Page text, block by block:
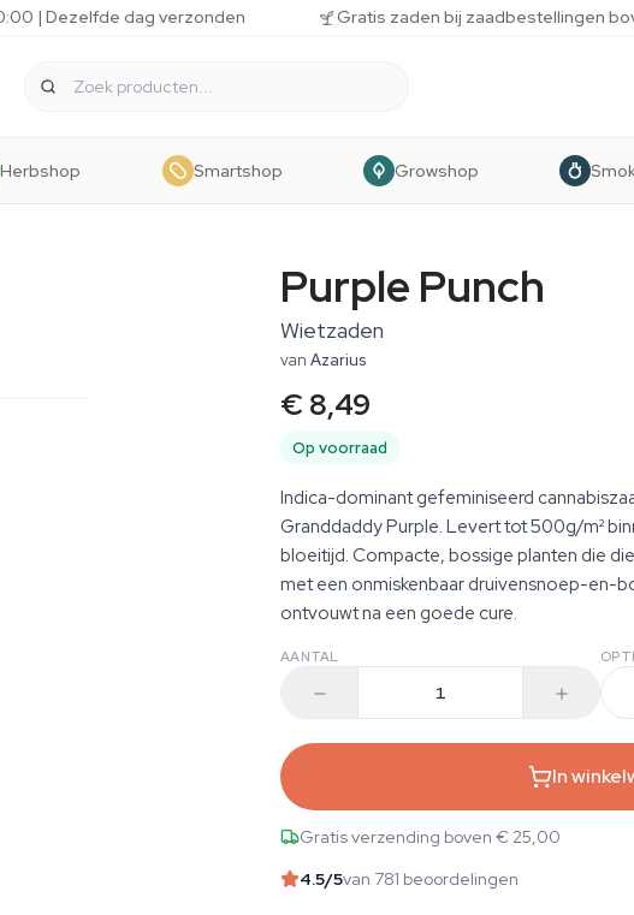
| Dezelfde dag verzonden Gratis zaden bij zaadbestellingen
Herbshop Smartshop Growshop
Purple Punch
Wietzaden
van Azarius
€ 8,49
Op voorraad
Indica-dominant gefeminiseerd
Granddaddy Purple. Levert tot 500g/m²
bloeitijd. Compacte, bossige planten die
met een onmiskenbaar druivensnoep-en-
ontvouwt na een goede cure.
AANTAL
In
Gratis verzending boven € 25,00
4.5/5van 781 beoordelingen